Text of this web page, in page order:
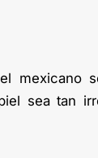
mexicano
sea tan